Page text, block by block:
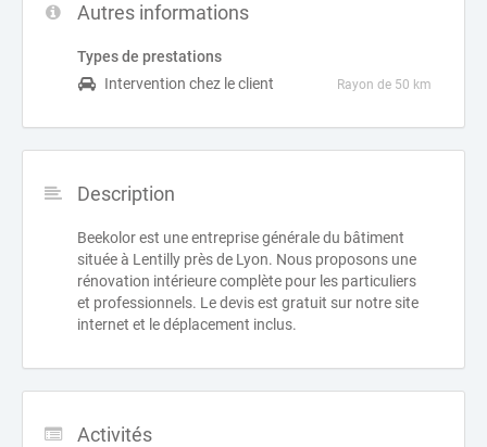
Autres informations
Types de prestations
Intervention chez le client
Rayon de 50 km
Description
Beekolor est une entreprise générale du bâtiment
située à Lentilly près de Lyon. Nous proposons une
rénovation intérieure complète pour les particuliers
et professionnels. Le devis est gratuit sur notre site
internet et le déplacement inclus.
Activités